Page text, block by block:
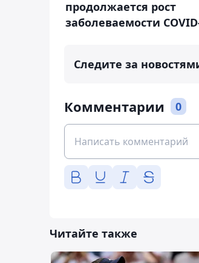
продолжается рост
заболеваемости
Следите за
Комментарии 0
Читайте также